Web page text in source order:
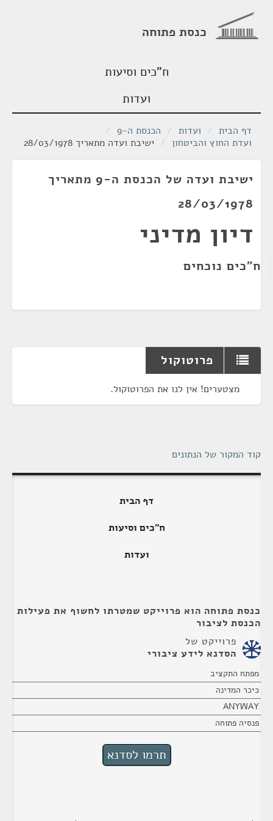
כנסת פתוחה
ח"כים וסיעות
ועדות
דף הבית / ועדות / הכנסת ה-9
/
ועדת החוץ והביטחון / ישיבת ועדה מתאריך 28/03/1978
ישיבת ועדה של הכנסת ה-9 מתאריך
28/03/1978
דיון מדיני
ח"כים נוכחים
פרוטוקול
מצטערים! אין לנו את הפרוטוקול.
קוד המקור של הנתונים
דף הבית
ח"כים וסיעות
ועדות
כנסת פתוחה הוא פרוייקט שמטרתו לחשוף את פעילות
הכנסת לציבור
פרוייקט של
הסדנא לידע ציבורי
מפתח התקציב
כיכר המדינה
ANYWAY
פנסיה פתוחה